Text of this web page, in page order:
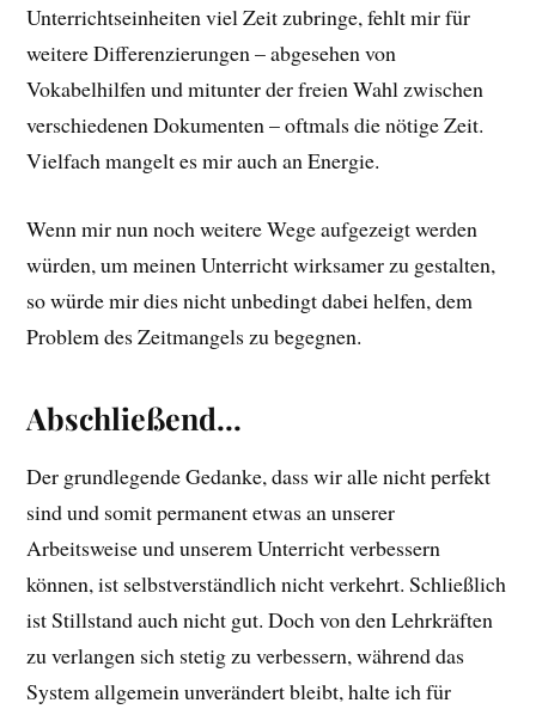
Unterrichtseinheiten viel Zeit zubringe, fehlt mir für
weitere Differenzierungen – abgesehen von
Vokabelhilfen und mitunter der freien Wahl zwischen
verschiedenen Dokumenten – oftmals die nötige Zeit.
Vielfach mangelt es mir auch an Energie.
Wenn mir nun noch weitere Wege aufgezeigt werden
würden, um meinen Unterricht wirksamer zu gestalten,
so würde mir dies nicht unbedingt dabei helfen, dem
Problem des Zeitmangels zu begegnen.
Abschließend…
Der grundlegende Gedanke, dass wir alle nicht perfekt
sind und somit permanent etwas an unserer
Arbeitsweise und unserem Unterricht verbessern
können, ist selbstverständlich nicht verkehrt. Schließlich
ist Stillstand auch nicht gut. Doch von den Lehrkräften
zu verlangen sich stetig zu verbessern, während das
System allgemein unverändert bleibt, halte ich für